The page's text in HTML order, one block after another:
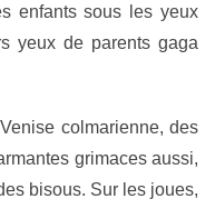
enfants sous les yeux
yeux de parents gaga
colmarienne, des
grimaces aussi,
bisous. Sur les joues,